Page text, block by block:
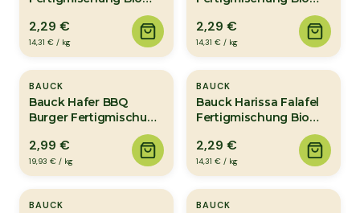
2,29 €
14,31 € / kg
2,29 €
14,31 € / kg
BAUCK
Bauck Hafer BBQ
Burger Fertigmischung
2,99 €
19,93 € / kg
BAUCK
Bauck Harissa Falafel
Fertigmischung Bio
2,29 €
14,31 € / kg
BAUCK BAUCK